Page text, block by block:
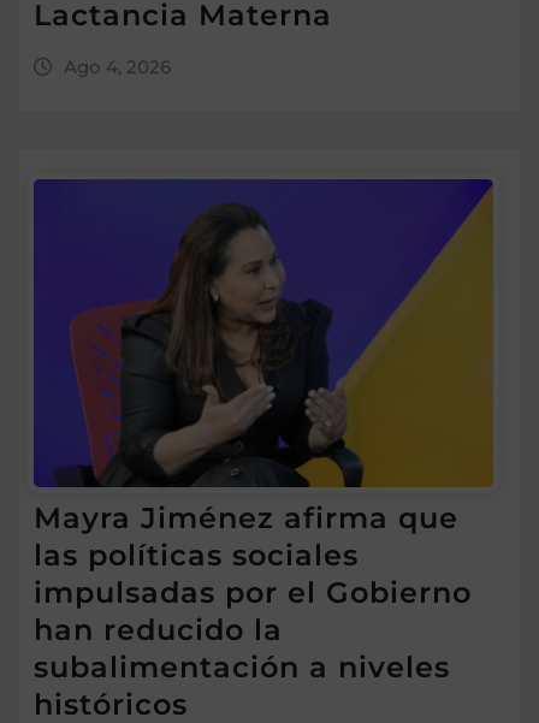
Lactancia Materna
Ago 4, 2026
Mayra Jiménez afirma que
las políticas sociales
impulsadas por el Gobierno
han reducido la
subalimentación a niveles
históricos